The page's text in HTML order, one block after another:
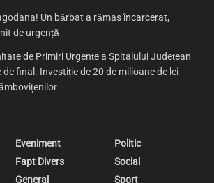
Un bărbat a rămas încarcerat,
de urgență
de Primiri Urgențe a Spitalului Județean
final. Investiție de 20 de milioane de lei
Eveniment
Fapt Divers
General
Politic
Social
Sport